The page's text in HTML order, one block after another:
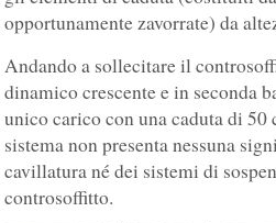
opportunamente zavorrate) da
Andando a sollecitare il
dinamico crescente e in seconda
unico carico con una caduta di
sistema non presenta nessuna
cavillatura né dei sistemi di
controsoffitto.